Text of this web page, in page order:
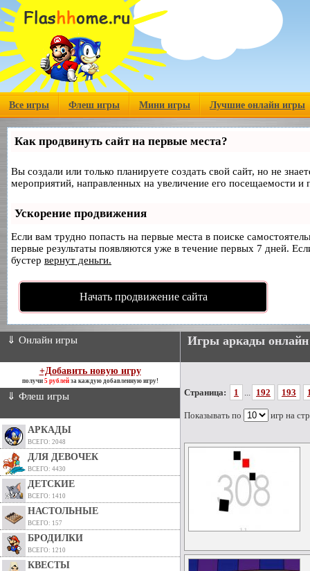
Все игры Флеш игры Мини игры Лучшие онлайн игры
Как продвинуть сайт на первые места?
Вы создали или только планируете создать свой сайт, но не
мероприятий, направленных на увеличение его посещаемости
Ускорение продвижения
Если вам трудно попасть на первые места в поиске
первые результаты появляются уже в течение первых 7 дней.
бустер вернут деньги.
Начать продвижение сайта
⇓ Онлайн игры
+Добавить новую игру
получи 5 рублейза каждую добавленную игру!
⇓ Флеш игры
АРКАДЫ
ВСЕГО: 2048
ДЛЯ ДЕВОЧЕК
ВСЕГО: 4430
ДЕТСКИЕ
ВСЕГО: 1410
НАСТОЛЬНЫЕ
ВСЕГО: 157
БРОДИЛКИ
ВСЕГО: 1210
КВЕСТЫ
Игры аркады онлайн
Страница: 1 ... 192 193
Показывать по игр на